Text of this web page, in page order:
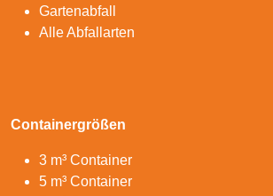
Gartenabfall
Alle Abfallarten
Containergrößen
3 m³ Container
5 m³ Container